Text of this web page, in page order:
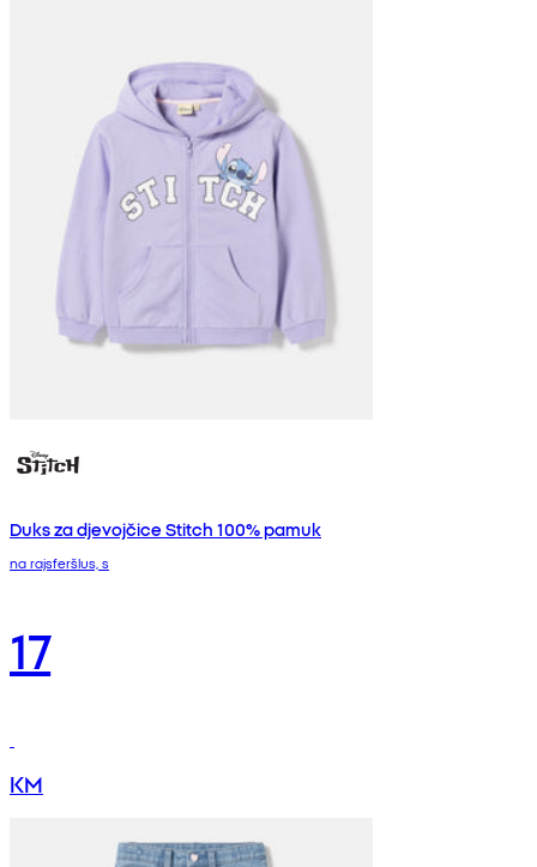
Duks za djevojčice Stitch 100% pamuk
na rajsferšlus, s
17
KM